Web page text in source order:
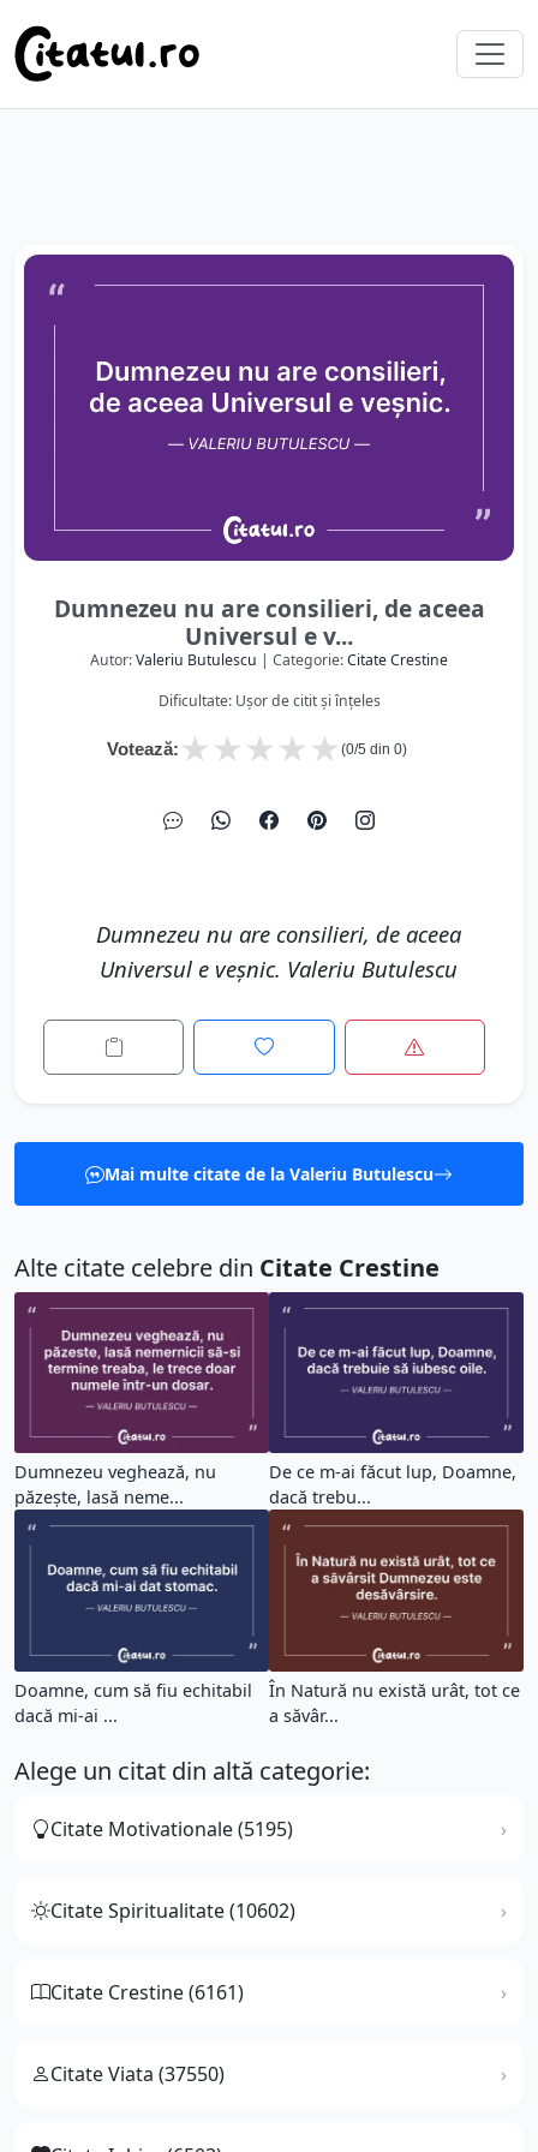
Dumnezeu nu are consilieri, de aceea
Universul e v...
Autor:Valeriu Butulescu | Categorie:Citate Crestine
Dificultate: Ușor de citit și înțeles
Votează: ★
★
★
★
★ (0/5 din 0)
Dumnezeu nu are consilieri, de aceea
Universul e veșnic. Valeriu Butulescu
Mai multe citate de la Valeriu Butulescu
Alte citate celebre din Citate Crestine
Dumnezeu veghează, nu
păzește, lasă neme...
De ce m-ai făcut lup, Doamne,
dacă trebu...
Doamne, cum să fiu echitabil
dacă mi-ai ...
În Natură nu există urât, tot ce
a săvâr...
Alege un citat din altă categorie:
Citate Motivationale (5195)
Citate Spiritualitate (10602)
Citate Crestine (6161)
Citate Viata (37550)